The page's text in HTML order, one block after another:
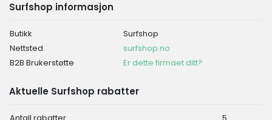
Surfshop informasjon
Butikk
Surfshop
Nettsted
surfshop.no
B2B Brukerstøtte
Er dette firmaet ditt?
Aktuelle Surfshop rabatter